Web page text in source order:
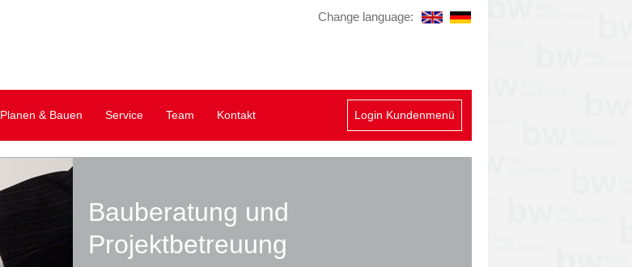
Change language:
Planen & Bauen Service Team Kontakt Login Kundenmenü
Bauberatung und
Projektbetreuung